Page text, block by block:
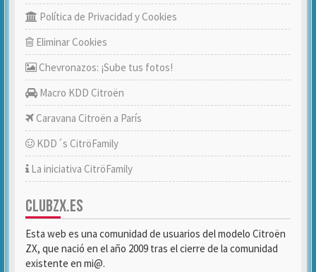
Política de Privacidad y Cookies
Eliminar Cookies
Chevronazos: ¡Sube tus fotos!
Macro KDD Citroën
Caravana Citroën a París
KDD´s CitröFamily
La iniciativa CitröFamily
CLUBZX.ES
Esta web es una comunidad de usuarios del modelo Citroën
ZX, que nació en el año 2009 tras el cierre de la comunidad
existente en mi@.